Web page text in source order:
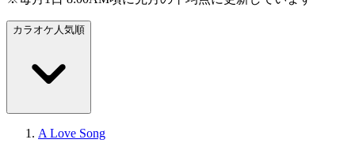
カラオケ人気順
A Love Song